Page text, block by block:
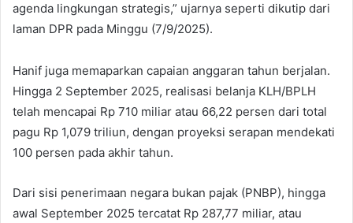
agenda lingkungan strategis,” ujarnya seperti dikutip dari
laman DPR pada Minggu (7/9/2025).
Hanif juga memaparkan capaian anggaran tahun berjalan.
Hingga 2 September 2025, realisasi belanja KLH/BPLH
telah mencapai Rp 710 miliar atau 66,22 persen dari total
pagu Rp 1,079 triliun, dengan proyeksi serapan mendekati
100 persen pada akhir tahun.
Dari sisi penerimaan negara bukan pajak (PNBP), hingga
awal September 2025 tercatat Rp 287,77 miliar, atau